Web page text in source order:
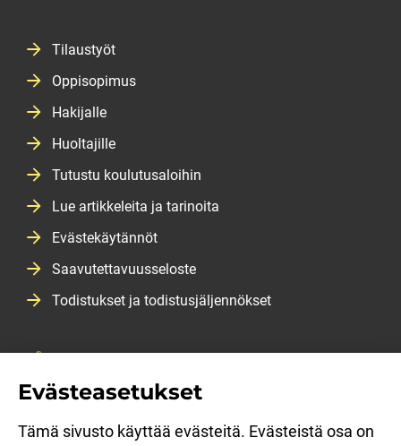
Tilaustyöt
Oppisopimus
Hakijalle
Huoltajille
Tutustu koulutusaloihin
Lue artikkeleita ja tarinoita
Evästekäytännöt
Saavutettavuusseloste
Todistukset ja todistusjäljennökset
Salasanan vaihtopalvelu
Opiskeluopas
Opiskelijan kirjautuminen
Evästeasetukset
Tämä sivusto käyttää evästeitä. Evästeistä osa on